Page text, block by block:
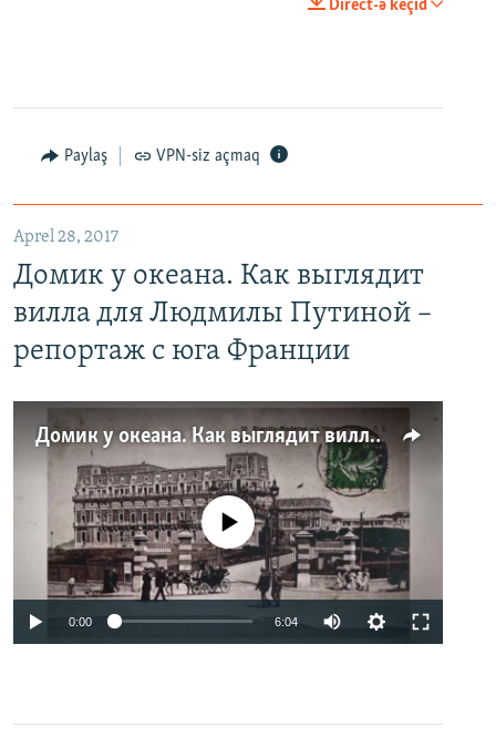
Direct-ə keçid
Paylaş VPN-siz açmaq
Aprel 28, 2017
Домик у океана. Как выглядит
вилла для Людмилы Путиной –
репортаж с юга Франции
Домик у океана. Как выглядит вилла для Людмилы Путиной – репортаж с юга Франции
No media source currently available
0:00 6:04